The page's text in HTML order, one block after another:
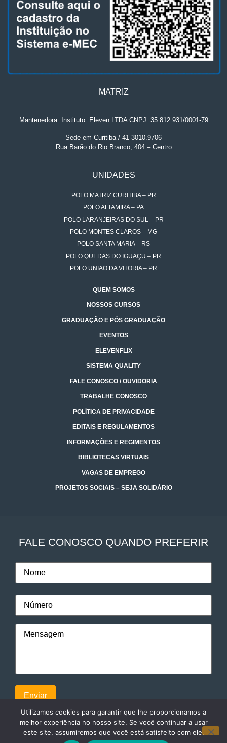
MATRIZ
Mantenedora: Instituto. Eleven LTDA CNPJ: 35.812.931/0001-79
Sede em Curitiba / 41 3010.9706
Rua Barão do Rio Branco, 404 – Centro
UNIDADES
POLO MATRIZ CURITIBA – PR
POLO ALTAMIRA – PA
POLO LARANJEIRAS DO SUL – PR
POLO MONTES CLAROS – MG
POLO SANTA MARIA – RS
POLO QUEDAS DO IGUAÇU – PR
POLO UNIÃO DA VITÓRIA – PR
QUEM SOMOS
NOSSOS CURSOS
GRADUAÇÃO E PÓS GRADUAÇÃO
EVENTOS
ELEVENFLIX
SISTEMA QUALITY
FALE CONOSCO / OUVIDORIA
TRABALHE CONOSCO
POLÍTICA DE PRIVACIDADE
EDITAIS E REGULAMENTOS
INFORMAÇÕES E REGIMENTOS
BIBLIOTECAS VIRTUAIS
VAGAS DE EMPREGO
PROJETOS SOCIAIS – SEJA SOLIDÁRIO
FALE CONOSCO QUANDO PREFERIR
Utilizamos cookies para garantir que lhe proporcionamos a
melhor experiência no nosso site. Se você continuar a usar
este site, assumiremos que você está satisfeito com ele.